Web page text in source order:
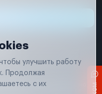
носит исключительно
улучшить работу
Продолжая
с их